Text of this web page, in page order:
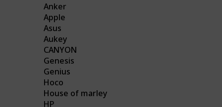
Anker
Apple
Asus
Aukey
CANYON
Genesis
Genius
Hoco
House of marley
HP